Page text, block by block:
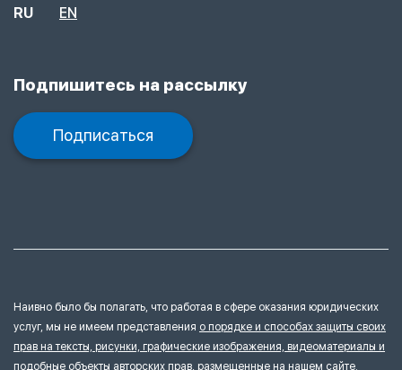
RU EN
Подпишитесь на рассылку
Подписаться
Наивно было бы полагать, что работая в сфере оказания юридических
услуг, мы не имеем представления о порядке и способах защиты своих
прав на тексты, рисунки, графические изображения, видеоматериалы и
подобные объекты авторских прав, размещенные на нашем сайте.